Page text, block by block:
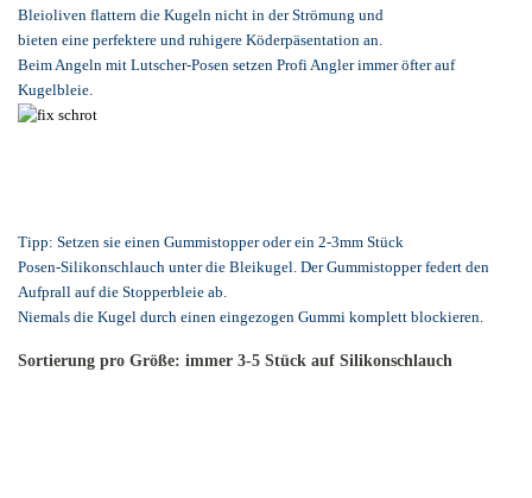
Bleioliven flattern die Kugeln nicht in der Strömung und
bieten eine perfektere und ruhigere Köderpäsentation an.
Beim Angeln mit Lutscher-Posen setzen Profi Angler immer öfter auf
Kugelbleie.
Tipp: Setzen sie einen Gummistopper oder ein 2-3mm Stück
Posen-Silikonschlauch unter die Bleikugel. Der Gummistopper federt den
Aufprall auf die Stopperbleie ab.
Niemals die Kugel durch einen eingezogen Gummi komplett blockieren.
Sortierung pro Größe: immer 3-5 Stück auf Silikonschlauch